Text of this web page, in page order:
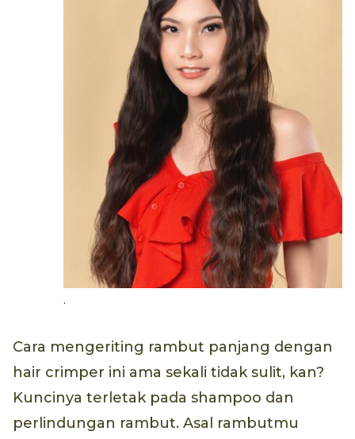
.
Cara mengeriting rambut panjang dengan
hair crimper ini ama sekali tidak sulit, kan?
Kuncinya terletak pada shampoo dan
perlindungan rambut. Asal rambutmu